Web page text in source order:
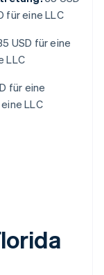
für eine LLC
USD für eine
LLC
für eine
LLC